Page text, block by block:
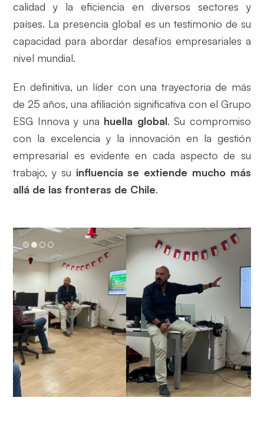
calidad y la eficiencia en diversos sectores y
países. La presencia global es un testimonio de su
capacidad para abordar desafíos empresariales a
nivel mundial.
En definitiva, un líder con una trayectoria de más
de 25 años, una afiliación significativa con el Grupo
ESG Innova y una huella global. Su compromiso
con la excelencia y la innovación en la gestión
empresarial es evidente en cada aspecto de su
trabajo, y su influencia se extiende mucho más
allá de las fronteras de Chile.